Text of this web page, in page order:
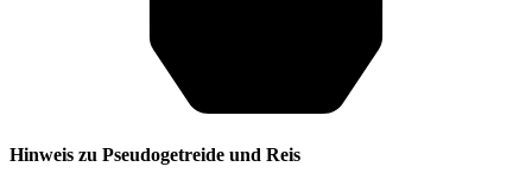
Hinweis zu Pseudogetreide und Reis